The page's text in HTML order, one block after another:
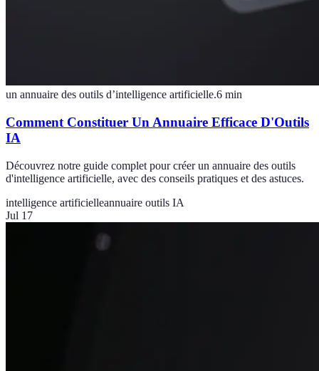
un annuaire des outils d’intelligence artificielle.6 min
Comment Constituer Un Annuaire Efficace D'Outils
IA
Découvrez notre guide complet pour créer un annuaire des outils
d'intelligence artificielle, avec des conseils pratiques et des astuces.
intelligence artificielleannuaire outils IA
Jul 17